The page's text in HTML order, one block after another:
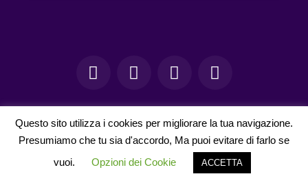
Questo sito utilizza i cookies per migliorare la tua navigazione.
Presumiamo che tu sia d'accordo, Ma puoi evitare di farlo se
vuoi.
Opzioni dei Cookie ACCETTA